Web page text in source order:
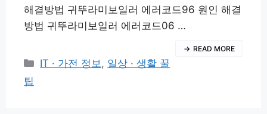
해결방법 귀뚜라미보일러 에러코드96 원인 해결
방법 귀뚜라미보일러 에러코드06 …
READ MORE
카
IT · 가전 정보 , 일상 · 생활 꿀
팁